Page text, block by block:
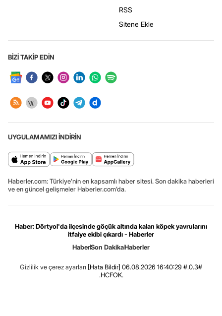
RSS
Sitene Ekle
BİZİ TAKİP EDİN
UYGULAMAMIZI İNDİRİN
Haberler.com: Türkiye’nin en kapsamlı haber sitesi. Son dakika haberleri
ve en güncel gelişmeler Haberler.com’da.
Haber: Dörtyol'da ilçesinde göçük altında kalan köpek yavrularını
itfaiye ekibi çıkardı - Haberler
HaberSon DakikaHaberler
Gizlilik ve çerez ayarları [Hata Bildir] 06.08.2026 16:40:29 #.0.3#
.HCFOK.